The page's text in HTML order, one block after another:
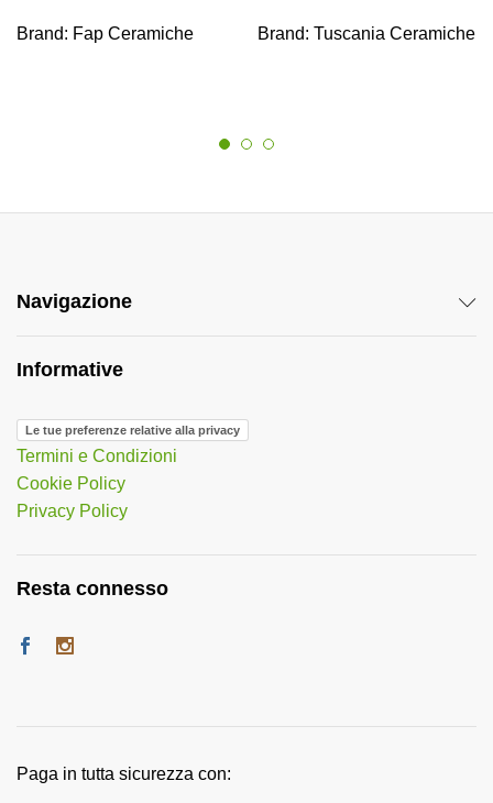
Brand: Fap Ceramiche Brand: Tuscania Ceramiche
Navigazione
Informative
Le tue preferenze relative alla privacy
Termini e Condizioni
Cookie Policy
Privacy Policy
Resta connesso
Paga in tutta sicurezza con: